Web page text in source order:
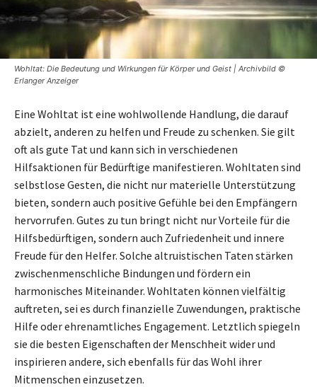
Wohltat: Die Bedeutung und Wirkungen für Körper und Geist | Archivbild ©
Erlanger Anzeiger
Eine Wohltat ist eine wohlwollende Handlung, die darauf
abzielt, anderen zu helfen und Freude zu schenken. Sie gilt
oft als gute Tat und kann sich in verschiedenen
Hilfsaktionen für Bedürftige manifestieren. Wohltaten sind
selbstlose Gesten, die nicht nur materielle Unterstützung
bieten, sondern auch positive Gefühle bei den Empfängern
hervorrufen. Gutes zu tun bringt nicht nur Vorteile für die
Hilfsbedürftigen, sondern auch Zufriedenheit und innere
Freude für den Helfer. Solche altruistischen Taten stärken
zwischenmenschliche Bindungen und fördern ein
harmonisches Miteinander. Wohltaten können vielfältig
auftreten, sei es durch finanzielle Zuwendungen, praktische
Hilfe oder ehrenamtliches Engagement. Letztlich spiegeln
sie die besten Eigenschaften der Menschheit wider und
inspirieren andere, sich ebenfalls für das Wohl ihrer
Mitmenschen einzusetzen.